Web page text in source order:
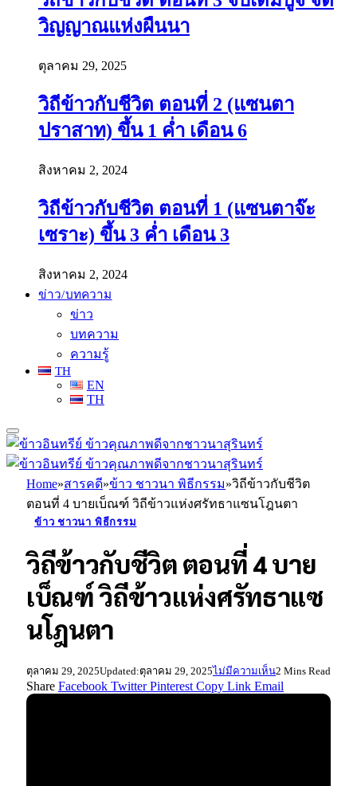
วิญญาณแห่งผืนนา
ตุลาคม 29, 2025
วิถีข้าวกับชีวิต ตอนที่ 2 (แซนตา
ปราสาท) ขึ้น 1 ค่ำ เดือน 6
สิงหาคม 2, 2024
วิถีข้าวกับชีวิต ตอนที่ 1 (แซนตาจ๊ะ
เซราะ) ขึ้น 3 ค่ำ เดือน 3
สิงหาคม 2, 2024
ข่าว/บทความ
ข่าว
บทความ
ความรู้
TH
EN
TH
Home»สารคดี»ข้าว ชาวนา พิธีกรรม»วิถีข้าวกับชีวิต
ตอนที่ 4 บายเบ็ณฑ์ วิถีข้าวแห่งศรัทธาแซนโฎนตา
ข้าว ชาวนา พิธีกรรม
วิถีข้าวกับชีวิต ตอนที่ 4 บาย
เบ็ณฑ์ วิถีข้าวแห่งศรัทธาแซ
นโฎนตา
ตุลาคม 29, 2025Updated:ตุลาคม 29, 2025ไม่มีความเห็น2 Mins Read
Share Facebook Twitter Pinterest Copy Link Email